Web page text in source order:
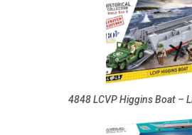
4848 LCVP Higgins Boat –